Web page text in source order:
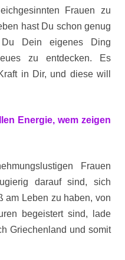
Frauen zu
hast Du schon genug
Du Dein eigenes Ding
zu entdecken. Es
in Dir, und diese will
Energie, wem zeigen
Frauen
darauf sind, sich
am Leben zu haben, von
begeistert sind, lade
Griechenland und somit